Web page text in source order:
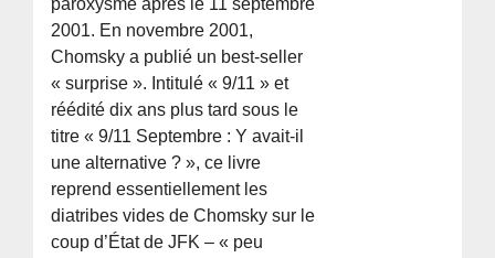
paroxysme après le 11 septembre
2001. En novembre 2001,
Chomsky a publié un best-seller
« surprise ». Intitulé « 9/11 » et
réédité dix ans plus tard sous le
titre « 9/11 Septembre : Y avait-il
une alternative ? », ce livre
reprend essentiellement les
diatribes vides de Chomsky sur le
coup d’État de JFK – « peu